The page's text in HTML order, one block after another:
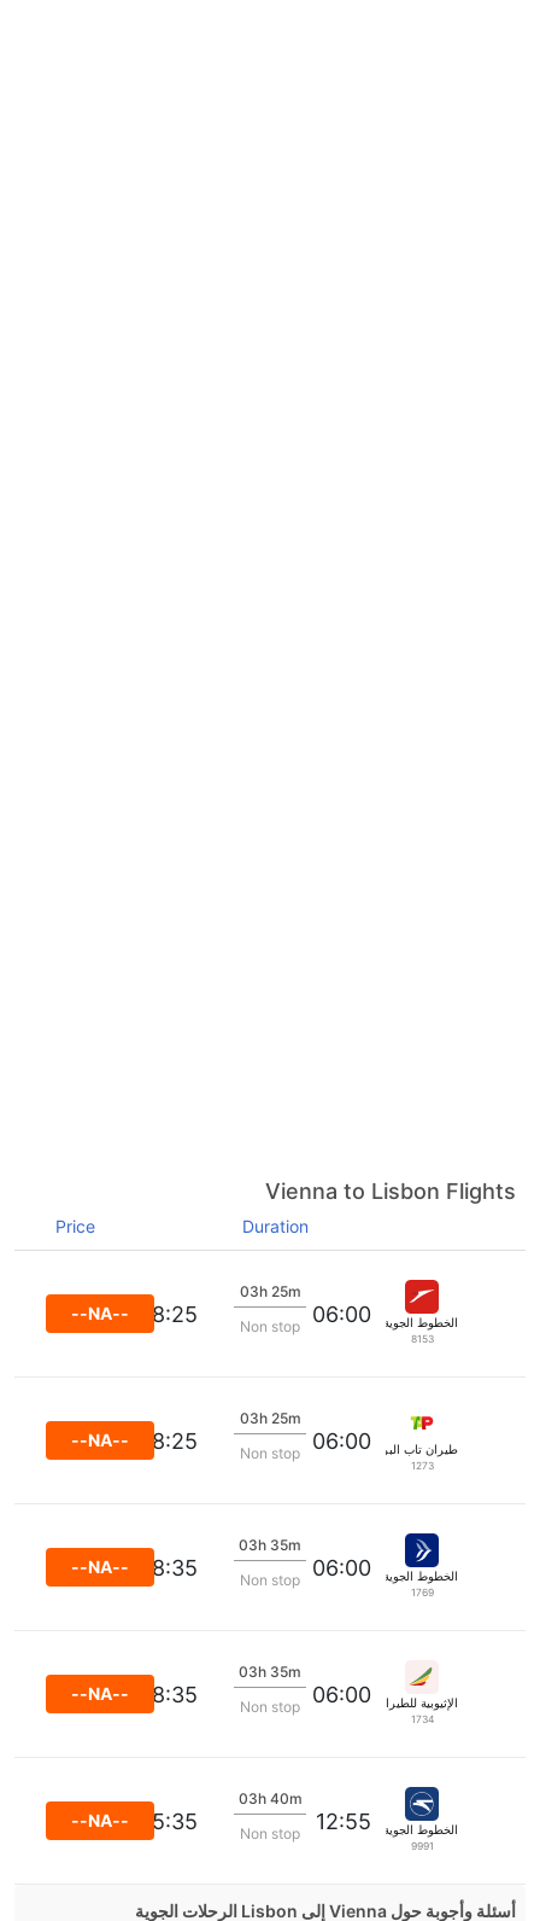
Vienna to Lisbon Flights
Duration
Price
الخطوط الجوية النمساوية
8153
06:00
03h 25m
Non stop
08:25
--NA--
طيران تاب البرتغال
1273
06:00
03h 25m
Non stop
08:25
--NA--
الخطوط الجوية ايجه
1769
06:00
03h 35m
Non stop
08:35
--NA--
الإثيوبية للطيران
1734
06:00
03h 35m
Non stop
08:35
--NA--
الخطوط الجوية الدولية الأوكرانية
9991
12:55
03h 40m
Non stop
15:35
--NA--
أسئلة وأجوبة حول Vienna إلى Lisbon الرحلات الجوية